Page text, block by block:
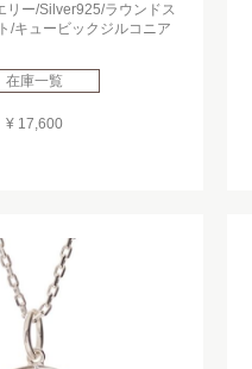
リー/Silver925/ラウンドス
/キュービックジルコニア
在庫一覧
¥ 17,600